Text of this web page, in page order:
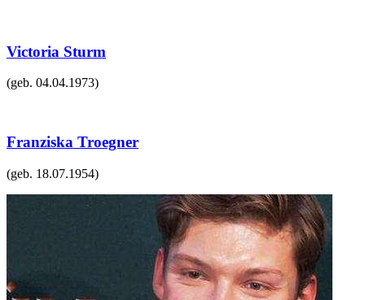
Victoria Sturm
(geb. 04.04.1973)
Franziska Troegner
(geb. 18.07.1954)